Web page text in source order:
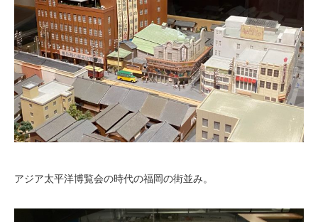
アジア太平洋博覧会の時代の福岡の街並み。